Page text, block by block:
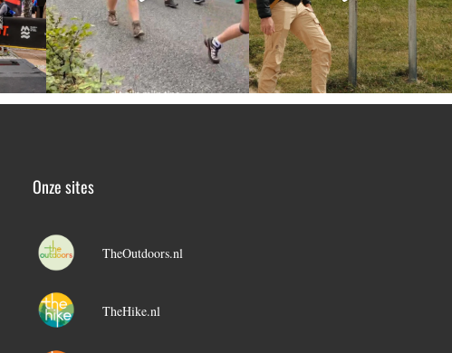
Onze sites
TheOutdoors.nl
TheHike.nl